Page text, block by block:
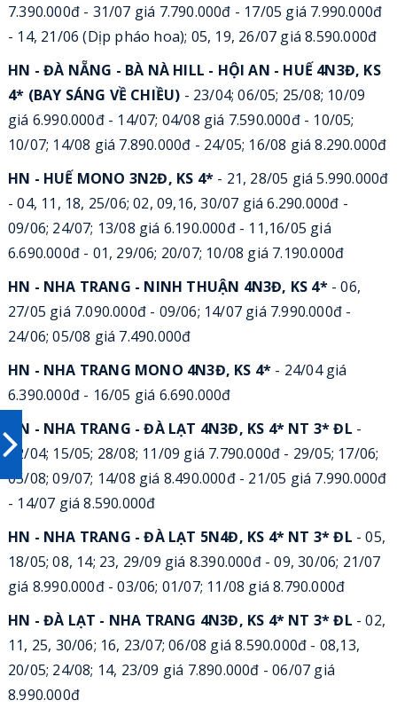
7.390.000đ - 31/07 giá 7.790.000đ - 17/05 giá 7.990.000đ
- 14, 21/06 (Dịp pháo hoa); 05, 19, 26/07 giá 8.590.000đ
HN - ĐÀ NẴNG - BÀ NÀ HILL - HỘI AN - HUẾ 4N3Đ, KS
4* (BAY SÁNG VỀ CHIỀU) - 23/04; 06/05; 25/08; 10/09
giá 6.990.000đ - 14/07; 04/08 giá 7.590.000đ - 10/05;
10/07; 14/08 giá 7.890.000đ - 24/05; 16/08 giá 8.290.000đ
HN - HUẾ MONO 3N2Đ, KS 4*- 21, 28/05 giá 5.990.000đ
- 04, 11, 18, 25/06; 02, 09,16, 30/07 giá 6.290.000đ -
09/06; 24/07; 13/08 giá 6.190.000đ - 11,16/05 giá
6.690.000đ - 01, 29/06; 20/07; 10/08 giá 7.190.000đ
HN - NHA TRANG - NINH THUẬN 4N3Đ, KS 4*- 06,
27/05 giá 7.090.000đ - 09/06; 14/07 giá 7.990.000đ -
24/06; 05/08 giá 7.490.000đ
HN - NHA TRANG MONO 4N3Đ, KS 4* - 24/04 giá
6.390.000đ - 16/05 giá 6.690.000đ
HN - NHA TRANG - ĐÀ LẠT 4N3Đ, KS 4* NT 3* ĐL -
22/04; 15/05; 28/08; 11/09 giá 7.790.000đ - 29/05; 17/06;
05/08; 09/07; 14/08 giá 8.490.000đ - 21/05 giá 7.990.000đ
- 14/07 giá 8.590.000đ
HN - NHA TRANG - ĐÀ LẠT 5N4Đ, KS 4* NT 3* ĐL - 05,
18/05; 08, 14; 23, 29/09 giá 8.390.000đ - 09, 30/06; 21/07
giá 8.990.000đ - 03/06; 01/07; 11/08 giá 8.790.000đ
HN - ĐÀ LẠT - NHA TRANG 4N3Đ, KS 4* NT 3* ĐL - 02,
11, 25, 30/06; 16, 23/07; 06/08 giá 8.590.000đ - 08,13,
20/05; 24/08; 14, 23/09 giá 7.890.000đ - 06/07 giá
8.990.000đ